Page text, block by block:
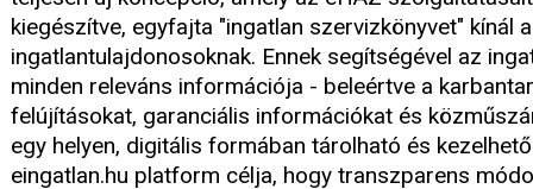
kiegészítve, egyfajta "ingatlan szervizkönyvet" kínál
ingatlantulajdonosoknak. Ennek segítségével az
minden releváns információja - beleértve a
felújításokat, garanciális információkat és
egy helyen, digitális formában tárolható és
eingatlan.hu platform célja, hogy transzparens